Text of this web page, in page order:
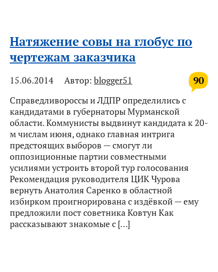
Натяжение совы на глобус по
чертежам заказчика
90
15.06.2014 Автор: blogger51
Справедливороссы и ЛДПР определились с
кандидатами в губернаторы Мурманской
области. Коммунисты выдвинут кандидата к 20-
м числам июня, однако главная интрига
предстоящих выборов — смогут ли
оппозиционные партии совместными
усилиями устроить второй тур голосования
Рекомендация руководителя ЦИК Чурова
вернуть Анатолия Саренко в областной
избирком проигнорирована с издёвкой — ему
предложили пост советника Ковтун Как
рассказывают знакомые с […]